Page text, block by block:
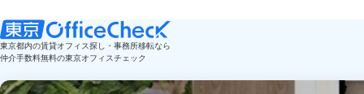
東京都内の賃貸オフィス探し・事務所移転なら
仲介手数料無料の東京オフィスチェック